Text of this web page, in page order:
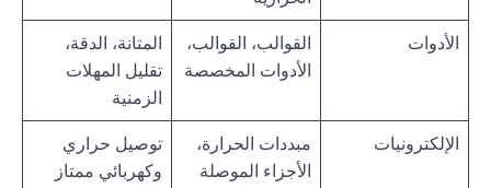
الأدوات
القوالب، القوالب،
الأدوات المخصصة
المتانة، الدقة،
تقليل المهلات
الزمنية
الإلكترونيات
مبددات الحرارة،
الأجزاء الموصلة
توصيل حراري
وكهربائي ممتاز